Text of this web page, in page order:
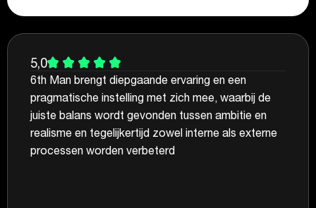
5,0
6th Man brengt diepgaande ervaring en een
pragmatische instelling met zich mee, waarbij de
juiste balans wordt gevonden tussen ambitie en
realisme en tegelijkertijd zowel interne als externe
processen worden verbeterd